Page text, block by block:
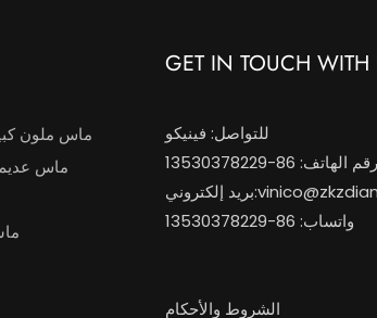
ماس ملون
ماس عديم
GET IN TOUCH WITH
للتواصل: فينيكو
رقم الهاتف: 86-13530378229
بريد إلكتروني:
واتساب: 86-13530378229
الشروط والأحكام